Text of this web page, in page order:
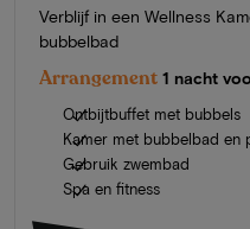
Verblijf in een Wellness
bubbelbad
Arrangement 1 nacht
Ontbijtbuffet met bubbels
Kamer met bubbelbad en
Gebruik zwembad
Spa en fitness